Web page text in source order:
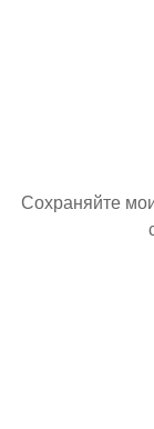
Сохраняйте